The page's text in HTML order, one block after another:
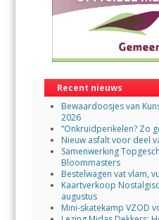
Recent nieuws
Bewaardoosjes van
2026
“Onkruidperikelen? Zo
Nieuw asfalt voor deel
Samenwerking
Bloommasters
Bestelwagen vat vlam,
Kaartverkoop
augustus
Mini-skatekamp VZOD